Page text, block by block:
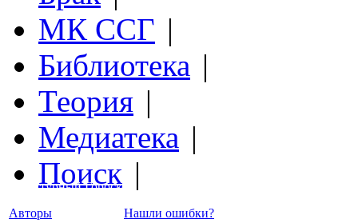
МК ССГ |
Библиотека |
Теория |
Медиатека |
Поиск |
Структурный Гороскоп
Авторы
Нашли ошибки?